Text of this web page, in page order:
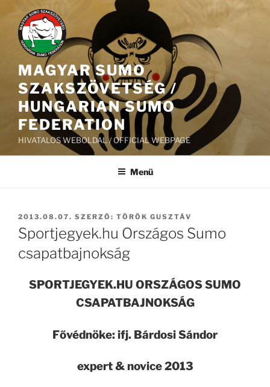
Tartalomhoz
MAGYAR SUMO
SZAKSZÖVETSÉG /
HUNGARIAN SUMO
FEDERATION
HIVATALOS WEBOLDAL / OFFICIAL WEBPAGE
Menü
BEKÜLDVE:
2013.08.07. SZERZŐ: TÖRÖK GUSZTÁV
Sportjegyek.hu Országos Sumo
csapatbajnokság
SPORTJEGYEK.HU ORSZÁGOS SUMO
CSAPATBAJNOKSÁG
Fővédnöke: ifj. Bárdosi Sándor
expert & novice 2013